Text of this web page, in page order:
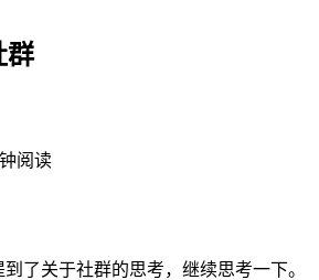
群
阅读
到了关于社群的思考，继续思考一下。